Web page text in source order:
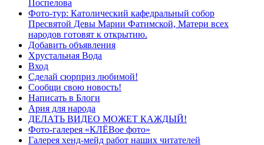
Поспелова
Фото-тур: Католический кафедральный собор
Пресвятой Девы Марии Фатимской, Матери всех
народов готовят к открытию.
Добавить объявления
Хрустальная Вода
Вход
Сделай сюрприз любимой!
Сообщи свою новость!
Написать в Блоги
Ария для народа
ДЕЛАТЬ ВИДЕО МОЖЕТ КАЖДЫЙ!
Фото-галерея «КЛЁВое фото»
Галерея хенд-мейд работ наших читателей